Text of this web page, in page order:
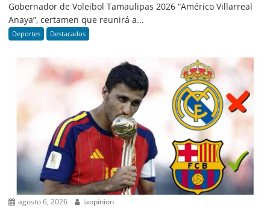
Gobernador de Voleibol Tamaulipas 2026 “Américo Villarreal
Anaya”, certamen que reunirá a...
Deportes Destacados
agosto 6, 2026 laopinion